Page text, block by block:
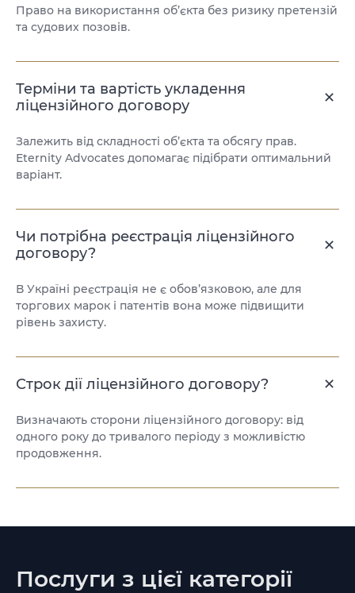
Право на використання об’єкта без ризику претензій
та судових позовів.
Терміни та вартість укладення
ліцензійного договору
Залежить від складності об’єкта та обсягу прав.
Eternity Advocates допомагає підібрати оптимальний
варіант.
Чи потрібна реєстрація ліцензійного
договору?
В Україні реєстрація не є обов’язковою, але для
торгових марок і патентів вона може підвищити
рівень захисту.
Строк дії ліцензійного договору?
Визначають сторони ліцензійного договору: від
одного року до тривалого періоду з можливістю
продовження.
Послуги з цієї категорії